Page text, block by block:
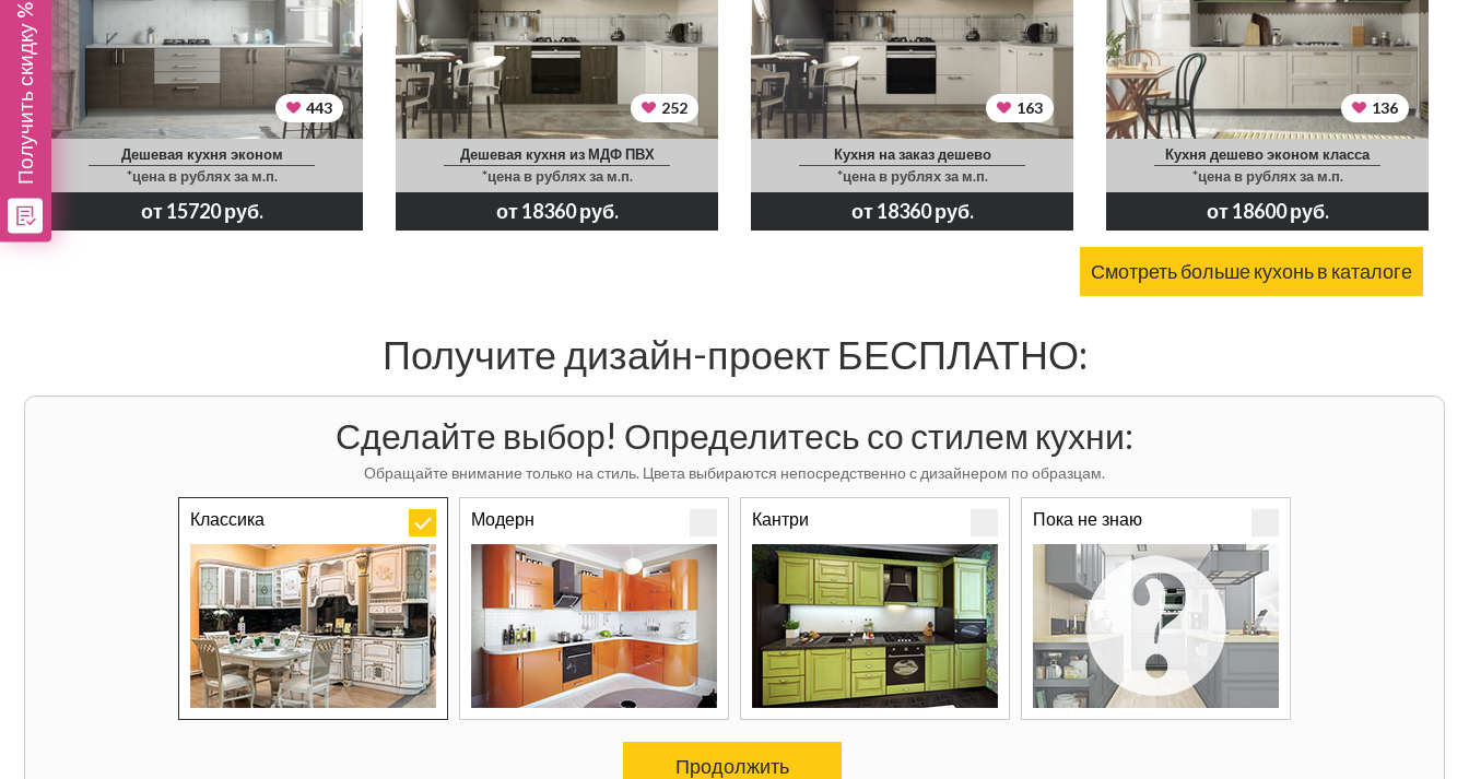
Получить скидку % 443
Дешевая кухня эконом
*цена в рублях за м.п.
от 15720 руб.
252
Дешевая кухня из МДФ ПВХ
*цена в рублях за м.п.
от 18360 руб.
163
Кухня на заказ дешево
*цена в рублях за м.п.
от 18360 руб.
136
Кухня дешево эконом класса
*цена в рублях за м.п.
от 18600 руб.
Смотреть больше кухонь в каталоге
Получите дизайн-проект БЕСПЛАТНО:
Сделайте выбор! Определитесь со стилем кухни:
Обращайте внимание только на стиль. Цвета выбираются непосредственно с дизайнером по образцам.
Классика Модерн Кантри Пока не знаю
Продолжить